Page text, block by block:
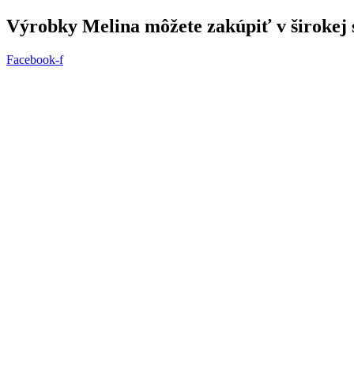
Preskočiť
na
Výrobky Melina môžete zakúpiť v širokej
Facebook-f